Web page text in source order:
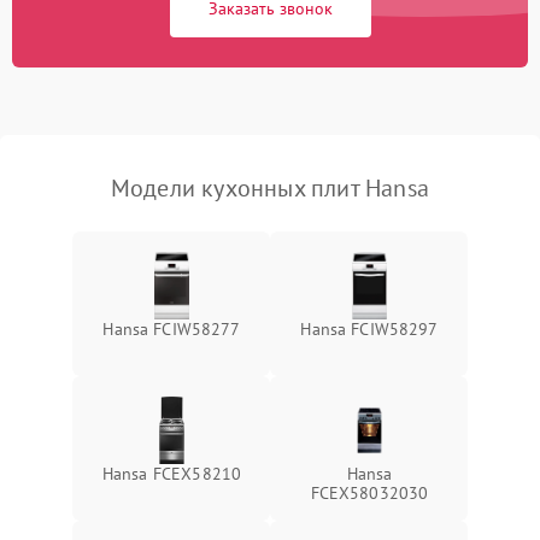
Заказать звонок
Модели кухонных плит Hansa
Hansa FCIW58277 Hansa FCIW58297
Hansa FCEX58210
Hansa
FCEX58032030